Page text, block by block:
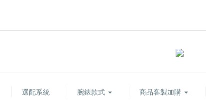
選配系統 腕錶款式 商品客製加購